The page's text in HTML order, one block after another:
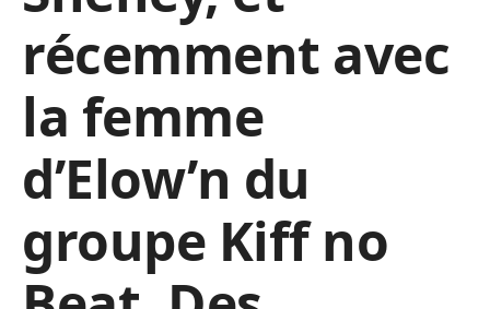
récemment avec
la femme
d’Elow’n du
groupe Kiff no